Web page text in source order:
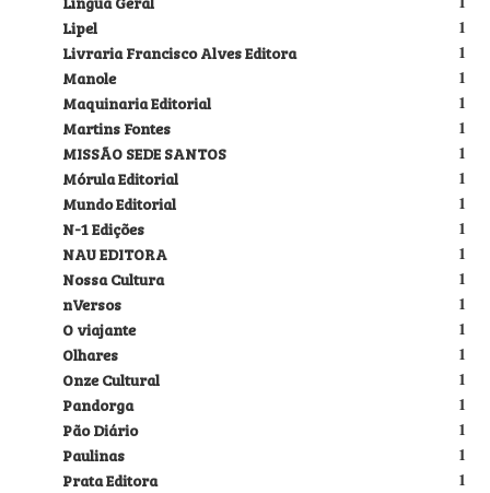
1
Lipel
1
Livraria Francisco Alves Editora
1
Manole
1
Maquinaria Editorial
1
Martins Fontes
1
MISSÃO SEDE SANTOS
1
Mórula Editorial
1
Mundo Editorial
1
N-1 Edições
1
NAU EDITORA
1
Nossa Cultura
1
nVersos
1
O viajante
1
Olhares
1
Onze Cultural
1
Pandorga
1
Pão Diário
1
Paulinas
1
Prata Editora